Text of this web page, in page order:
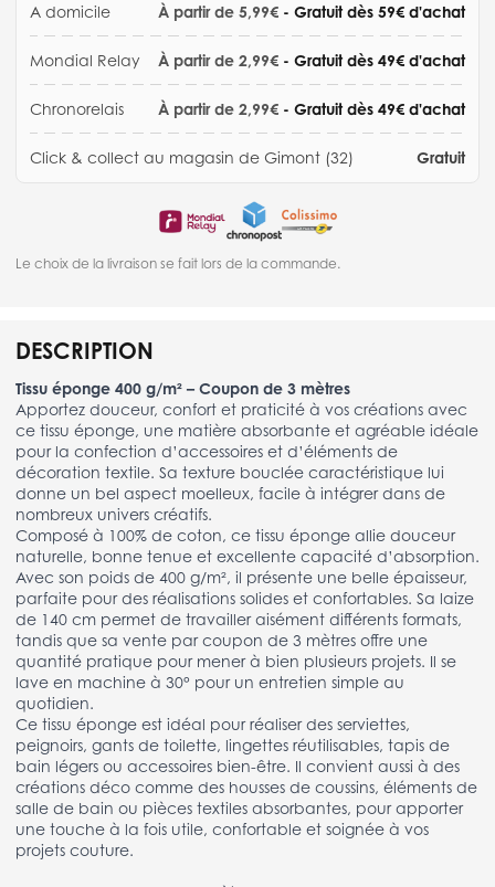
A domicile À partir de 5,99€ - Gratuit dès 59€ d'achat
Mondial Relay À partir de 2,99€ - Gratuit dès 49€ d'achat
Chronorelais À partir de 2,99€ - Gratuit dès 49€ d'achat
Click & collect au magasin de Gimont (32) Gratuit
Le choix de la livraison se fait lors de la commande.
DESCRIPTION
Tissu éponge 400 g/m² – Coupon de 3 mètres
Apportez douceur, confort et praticité à vos créations avec
ce tissu éponge, une matière absorbante et agréable idéale
pour la confection d’accessoires et d’éléments de
décoration textile. Sa texture bouclée caractéristique lui
donne un bel aspect moelleux, facile à intégrer dans de
nombreux univers créatifs.
Composé à 100% de coton, ce tissu éponge allie douceur
naturelle, bonne tenue et excellente capacité d’absorption.
Avec son poids de 400 g/m², il présente une belle épaisseur,
parfaite pour des réalisations solides et confortables. Sa laize
de 140 cm permet de travailler aisément différents formats,
tandis que sa vente par coupon de 3 mètres offre une
quantité pratique pour mener à bien plusieurs projets. Il se
lave en machine à 30° pour un entretien simple au
quotidien.
Ce tissu éponge est idéal pour réaliser des serviettes,
peignoirs, gants de toilette, lingettes réutilisables, tapis de
bain légers ou accessoires bien-être. Il convient aussi à des
créations déco comme des housses de coussins, éléments de
salle de bain ou pièces textiles absorbantes, pour apporter
une touche à la fois utile, confortable et soignée à vos
projets couture.